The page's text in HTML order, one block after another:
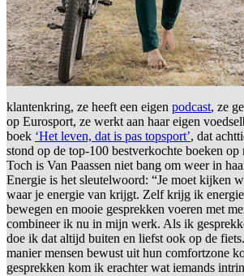
klantenkring, ze heeft een eigen podcast, ze
op Eurosport, ze werkt aan haar eigen
boek ‘Het leven, dat is pas topsport’, dat
stond op de top-100 bestverkochte boeken op
Toch is Van Paassen niet bang om weer in
Energie is het sleutelwoord: “Je moet kijken
waar je energie van krijgt. Zelf krijg ik
bewegen en mooie gesprekken voeren met
combineer ik nu in mijn werk. Als ik
doe ik dat altijd buiten en liefst ook op de
manier mensen bewust uit hun comfortzone
gesprekken kom ik erachter wat iemands